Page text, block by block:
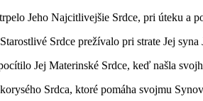
Jeho Najcitlivejšie Srdce, pri úteku a
Srdce prežívalo pri strate Jej syna
Jej Materinské Srdce, keď našla
Srdca, ktoré pomáha svojmu